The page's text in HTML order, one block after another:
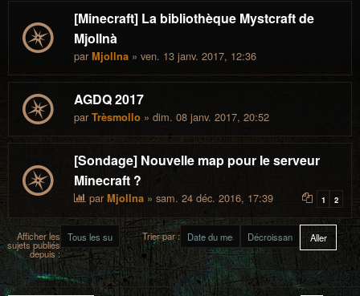
[Minecraft] La bibliothèque Mystcraft de
Mjollnà
par Mjollna » ven. 13 janv. 2017, 12:36
AGDQ 2017
par Trèsmollo » dim. 08 janv. 2017, 20:52
[Sondage] Nouvelle map pour le serveur
Minecraft ?
1 2
par Mjollna » sam. 24 déc. 2016, 17:39
Afficher les
sujets publiés
depuis :
Trier par :